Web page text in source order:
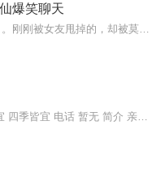
爆笑聊天